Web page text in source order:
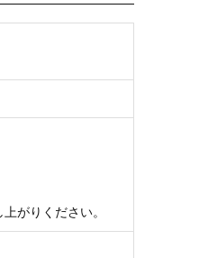
がりください。